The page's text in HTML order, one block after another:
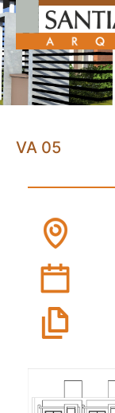
VA 05